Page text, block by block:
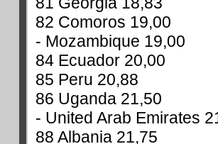
82 Comoros 19,00
- Mozambique 19,00
84 Ecuador 20,00
85 Peru 20,88
86 Uganda 21,50
- United Arab Emirates
88 Albania 21,75